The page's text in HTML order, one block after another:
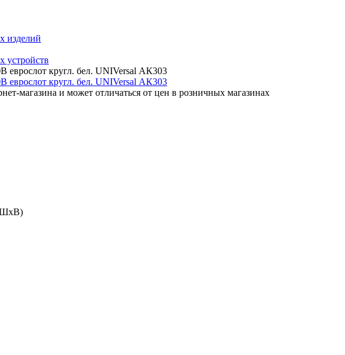
изделий
устройств
еврослот кругл. бел. UNIVersal АК303
магазина и может отличаться от цен в розничных магазинах